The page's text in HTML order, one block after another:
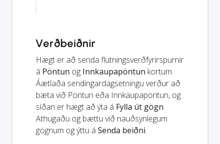
Verðbeiðnir
Hægt er að senda flutningsverðfyrirspurnir
á Pöntun og Innkaupapöntun kortum.
Áætlaða sendingardagsetningu verður að
bæta við Pöntun eða Innkaupapöntun, og
síðan er hægt að ýta á Fylla út gögn.
Athugaðu og bættu við nauðsynlegum
gögnum og ýttu á Senda beiðni.